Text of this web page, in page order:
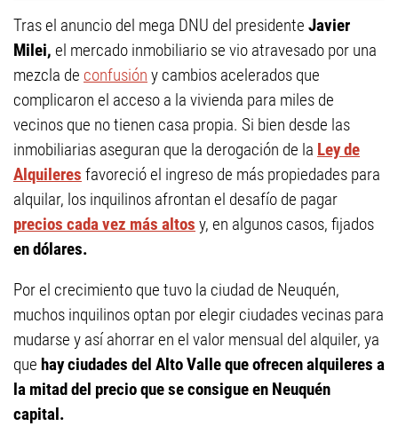
Tras el anuncio del mega DNU del presidente Javier
Milei, el mercado inmobiliario se vio atravesado por una
mezcla de confusión y cambios acelerados que
complicaron el acceso a la vivienda para miles de
vecinos que no tienen casa propia. Si bien desde las
inmobiliarias aseguran que la derogación de la Ley de
Alquileres favoreció el ingreso de más propiedades para
alquilar, los inquilinos afrontan el desafío de pagar
precios cada vez más altos y, en algunos casos, fijados
en dólares.
Por el crecimiento que tuvo la ciudad de Neuquén,
muchos inquilinos optan por elegir ciudades vecinas para
mudarse y así ahorrar en el valor mensual del alquiler, ya
que hay ciudades del Alto Valle que ofrecen alquileres a
la mitad del precio que se consigue en Neuquén
capital.